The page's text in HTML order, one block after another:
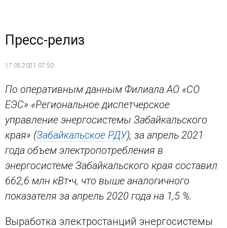
Пресс-релиз
17.05.2021 07:50
По оперативным данным Филиала АО «СО
ЕЭС» «Региональное диспетчерское
управление энергосистемы Забайкальского
края» (Забайкальское РДУ), за апрель 2021
года объем электропотребления в
энергосистеме Забайкальского края составил
662,6 млн кВт•ч, что выше аналогичного
показателя за апрель 2020 года на 1,5 %.
Выработка электростанций энергосистемы